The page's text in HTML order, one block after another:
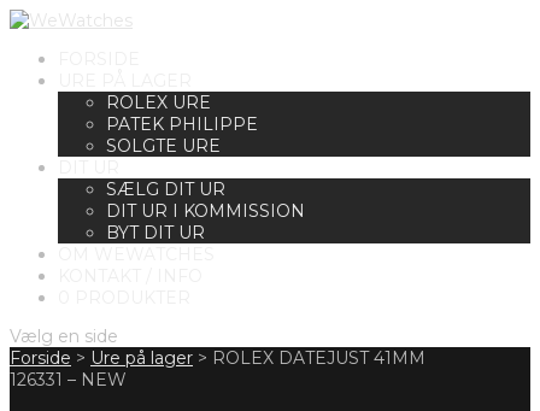
ROLEX URE
PATEK PHILIPPE
SOLGTE URE
SÆLG DIT UR
DIT UR I KOMMISSION
BYT DIT UR
Vælg en side
Forside > Ure på lager > ROLEX DATEJUST 41MM
126331 – NEW